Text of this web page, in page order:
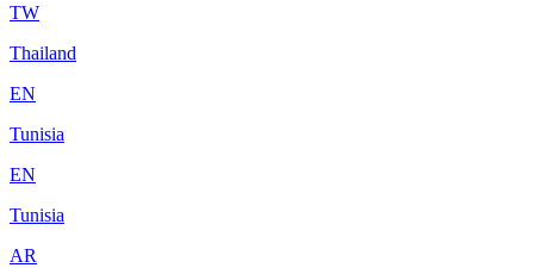
TW
Thailand
EN
Tunisia
EN
Tunisia
AR